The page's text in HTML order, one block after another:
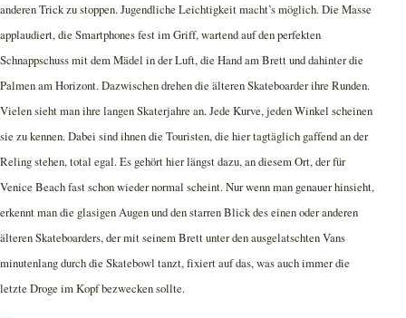
anderen Trick zu stoppen. Jugendliche Leichtigkeit macht’s möglich. Die Masse
applaudiert, die Smartphones fest im Griff, wartend auf den perfekten
Schnappschuss mit dem Mädel in der Luft, die Hand am Brett und dahinter die
Palmen am Horizont. Dazwischen drehen die älteren Skateboarder ihre Runden.
Vielen sieht man ihre langen Skaterjahre an. Jede Kurve, jeden Winkel scheinen
sie zu kennen. Dabei sind ihnen die Touristen, die hier tagtäglich gaffend an der
Reling stehen, total egal. Es gehört hier längst dazu, an diesem Ort, der für
Venice Beach fast schon wieder normal scheint. Nur wenn man genauer hinsieht,
erkennt man die glasigen Augen und den starren Blick des einen oder anderen
älteren Skateboarders, der mit seinem Brett unter den ausgelatschten Vans
minutenlang durch die Skatebowl tanzt, fixiert auf das, was auch immer die
letzte Droge im Kopf bezwecken sollte.